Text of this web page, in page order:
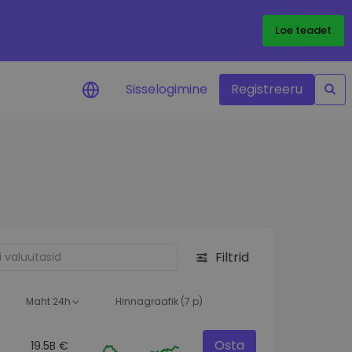
Loe teadet
Sisselogimine Registreeru
Filtrid
Maht 24h Hinnagraafik (7 p)
19.5B € Osta